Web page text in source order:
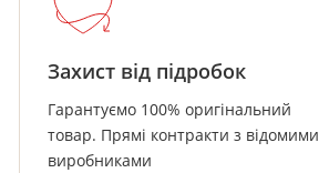
Захист від підробок
Гарантуємо 100% оригінальний
товар. Прямі контракти з відомими
виробниками